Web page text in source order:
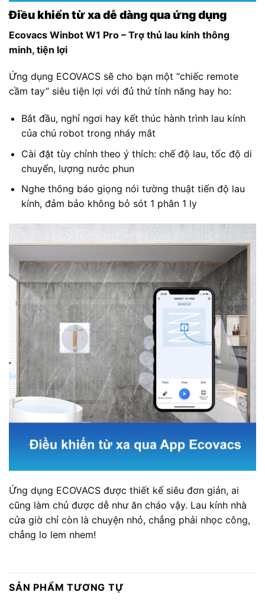
Điều khiển từ xa dễ dàng qua ứng dụng
Ecovacs Winbot W1 Pro – Trợ thủ lau kính thông
minh, tiện lợi
Ứng dụng ECOVACS sẽ cho bạn một “chiếc remote
cầm tay” siêu tiện lợi với đủ thứ tính năng hay ho:
Bắt đầu, nghỉ ngơi hay kết thúc hành trình lau kính
của chú robot trong nháy mắt
Cài đặt tùy chỉnh theo ý thích: chế độ lau, tốc độ di
chuyển, lượng nước phun
Nghe thông báo giọng nói tường thuật tiến độ lau
kính, đảm bảo không bỏ sót 1 phân 1 ly
Ứng dụng ECOVACS được thiết kế siêu đơn giản, ai
cũng làm chủ được dễ như ăn cháo vậy. Lau kính nhà
cửa giờ chỉ còn là chuyện nhỏ, chẳng phải nhọc công,
chẳng lo lem nhem!
SẢN PHẨM TƯƠNG TỰ